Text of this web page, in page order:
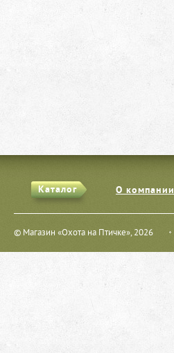
Каталог О компании
© Магазин «Охота на Птичке», 2026